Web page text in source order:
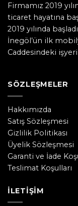
Firmamız 2019
ticaret hayatına
2019 yılında
İnegöl’ün ilk
Caddesindeki
SÖZLEŞMELER
Hakkımızda
Satış Sözleşmesi
Gizlilik Politikası
Üyelik Sözleşmesi
Garanti ve İade
Teslimat Koşulları
İLETIŞIM